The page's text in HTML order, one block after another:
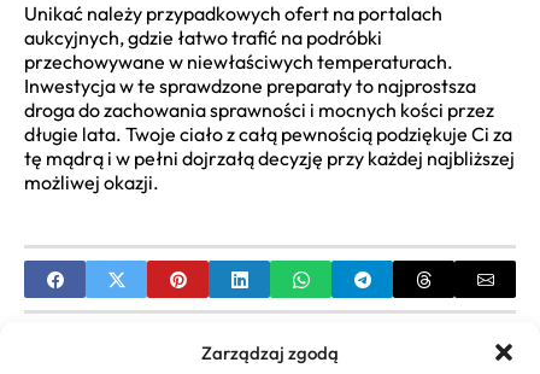
Zarządzaj zgodą
Unikać należy przypadkowych ofert na portalach
aukcyjnych, gdzie łatwo trafić na podróbki
przechowywane w niewłaściwych temperaturach.
Inwestycja w te sprawdzone preparaty to najprostsza
droga do zachowania sprawności i mocnych kości przez
długie lata. Twoje ciało z całą pewnością podziękuje Ci za
tę mądrą i w pełni dojrzałą decyzję przy każdej najbliższej
możliwej okazji.